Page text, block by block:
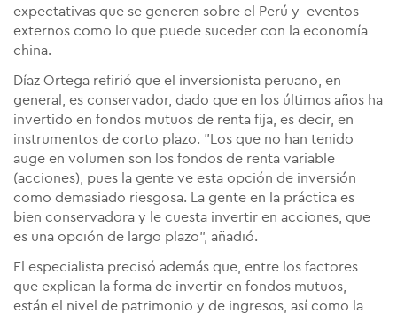
expectativas que se generen sobre el Perú y eventos
externos como lo que puede suceder con la economía
china.
Díaz Ortega refirió que el inversionista peruano, en
general, es conservador, dado que en los últimos años ha
invertido en fondos mutuos de renta fija, es decir, en
instrumentos de corto plazo. "Los que no han tenido
auge en volumen son los fondos de renta variable
(acciones), pues la gente ve esta opción de inversión
como demasiado riesgosa. La gente en la práctica es
bien conservadora y le cuesta invertir en acciones, que
es una opción de largo plazo", añadió.
El especialista precisó además que, entre los factores
que explican la forma de invertir en fondos mutuos,
están el nivel de patrimonio y de ingresos, así como la